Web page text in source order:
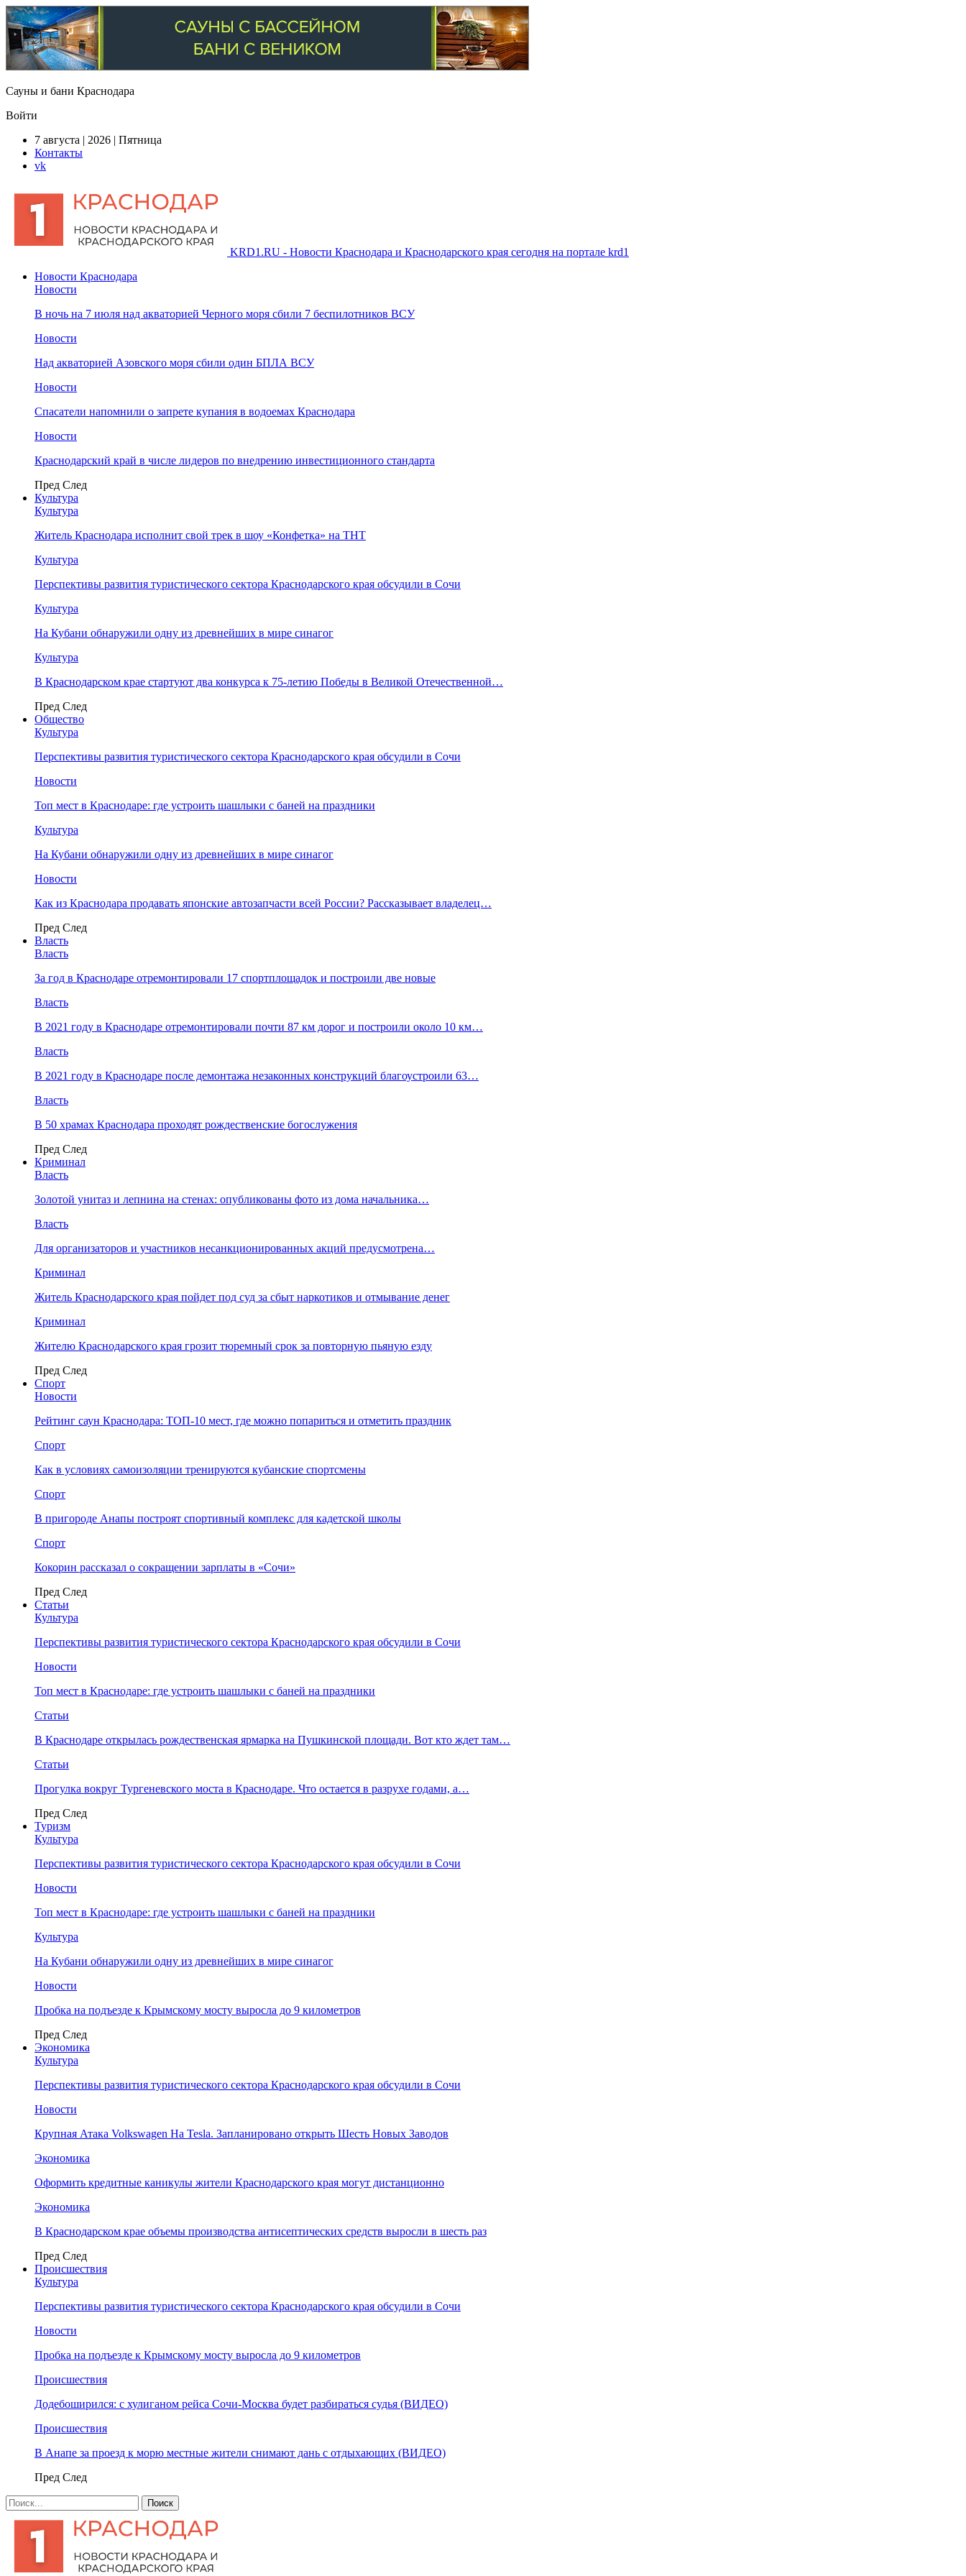
Сауны и бани Краснодара
Войти
7 августа | 2026 | Пятница
Контакты
vk
KRD1.RU - Новости Краснодара и Краснодарского края сегодня на портале krd1
Новости Краснодара
Новости
В ночь на 7 июля над акваторией Черного моря сбили 7 беспилотников ВСУ
Новости
Над акваторией Азовского моря сбили один БПЛА ВСУ
Новости
Спасатели напомнили о запрете купания в водоемах Краснодара
Новости
Краснодарский край в числе лидеров по внедрению инвестиционного стандарта
Пред След
Культура
Культура
Житель Краснодара исполнит свой трек в шоу «Конфетка» на ТНТ
Культура
Перспективы развития туристического сектора Краснодарского края обсудили в Сочи
Культура
На Кубани обнаружили одну из древнейших в мире синагог
Культура
В Краснодарском крае стартуют два конкурса к 75-летию Победы в Великой Отечественной…
Пред След
Общество
Культура
Перспективы развития туристического сектора Краснодарского края обсудили в Сочи
Новости
Топ мест в Краснодаре: где устроить шашлыки с баней на праздники
Культура
На Кубани обнаружили одну из древнейших в мире синагог
Новости
Как из Краснодара продавать японские автозапчасти всей России? Рассказывает владелец…
Пред След
Власть
Власть
За год в Краснодаре отремонтировали 17 спортплощадок и построили две новые
Власть
В 2021 году в Краснодаре отремонтировали почти 87 км дорог и построили около 10 км…
Власть
В 2021 году в Краснодаре после демонтажа незаконных конструкций благоустроили 63…
Власть
В 50 храмах Краснодара проходят рождественские богослужения
Пред След
Криминал
Власть
​Золотой унитаз и лепнина на стенах: опубликованы фото из дома начальника…
Власть
Для организаторов и участников несанкционированных акций предусмотрена…
Криминал
Житель Краснодарского края пойдет под суд за сбыт наркотиков и отмывание денег
Криминал
Жителю Краснодарского края грозит тюремный срок за повторную пьяную езду
Пред След
Спорт
Новости
Рейтинг саун Краснодара: ТОП-10 мест, где можно попариться и отметить праздник
Спорт
Как в условиях самоизоляции тренируются кубанские спортсмены
Спорт
В пригороде Анапы построят спортивный комплекс для кадетской школы
Спорт
Кокорин рассказал о сокращении зарплаты в «Сочи»
Пред След
Статьи
Культура
Перспективы развития туристического сектора Краснодарского края обсудили в Сочи
Новости
Топ мест в Краснодаре: где устроить шашлыки с баней на праздники
Статьи
В Краснодаре открылась рождественская ярмарка на Пушкинской площади. Вот кто ждет там…
Статьи
Прогулка вокруг Тургеневского моста в Краснодаре. Что остается в разрухе годами, а…
Пред След
Туризм
Культура
Перспективы развития туристического сектора Краснодарского края обсудили в Сочи
Новости
Топ мест в Краснодаре: где устроить шашлыки с баней на праздники
Культура
На Кубани обнаружили одну из древнейших в мире синагог
Новости
Пробка на подъезде к Крымскому мосту выросла до 9 километров
Пред След
Экономика
Культура
Перспективы развития туристического сектора Краснодарского края обсудили в Сочи
Новости
Крупная Атака Volkswagen На Tesla. Запланировано открыть Шесть Новых Заводов
Экономика
Оформить кредитные каникулы жители Краснодарского края могут дистанционно
Экономика
В Краснодарском крае объемы производства антисептических средств выросли в шесть раз
Пред След
Происшествия
Культура
Перспективы развития туристического сектора Краснодарского края обсудили в Сочи
Новости
Пробка на подъезде к Крымскому мосту выросла до 9 километров
Происшествия
Додебоширился: с хулиганом рейса Сочи-Москва будет разбираться судья (ВИДЕО)
Происшествия
В Анапе за проезд к морю местные жители снимают дань с отдыхающих (ВИДЕО)
Пред След